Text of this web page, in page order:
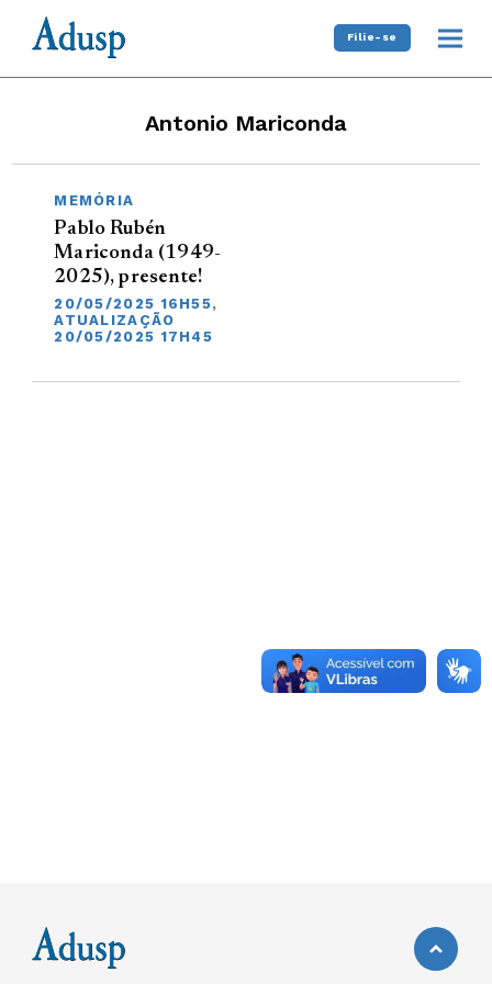
Filie-se
Antonio Mariconda
MEMÓRIA
Pablo Rubén
Mariconda (1949-
2025), presente!
20/05/2025 16H55,
ATUALIZAÇÃO
20/05/2025 17H45